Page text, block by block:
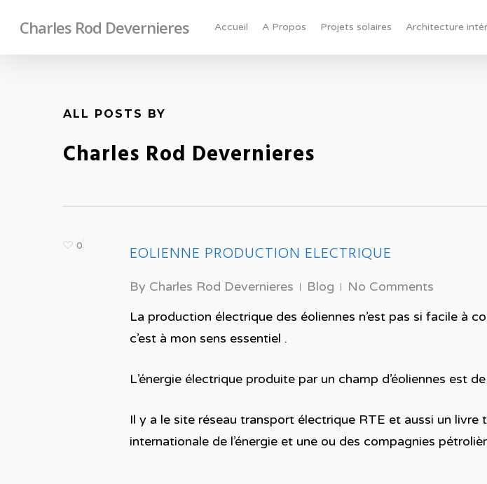
Charles Rod Devernieres Accueil A Propos Projets solaires Architecture
ALL POSTS BY
Charles Rod Devernieres
0 EOLIENNE PRODUCTION ELECTRIQUE
By Charles Rod Devernieres Blog
No Comments
La production électrique des éoliennes n’est pas si facile à
c’est à mon sens essentiel .
L’énergie électrique produite par un champ d’éoliennes est
Il y a le site réseau transport électrique RTE et aussi un
internationale de l’énergie et une ou des compagnies